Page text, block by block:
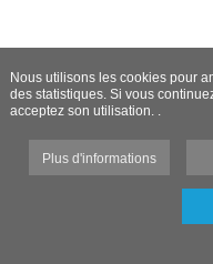
Nous utilisons les cookies pour
des statistiques. Si vous
acceptez son utilisation. .
Plus d'informations